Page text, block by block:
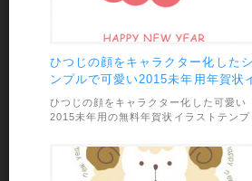
ひつじの顔をキャラクター化した
ンプルで可愛い2015未年用年賀状
ラストテンプレート
ひつじの顔をキャラクター化した可愛い
2015未年用の無料年賀状イラストテンプ
シンプルで軽い雰囲気の年賀状が作れま
す。カラーバリエーションはピンクとブ
ーの2タイプが用意されています。素材の